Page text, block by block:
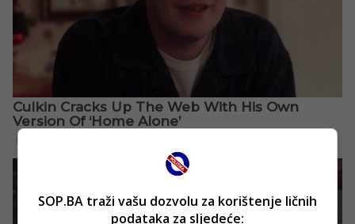
SOP.BA traži vašu dozvolu za korištenje ličnih
podataka za sljedeće: